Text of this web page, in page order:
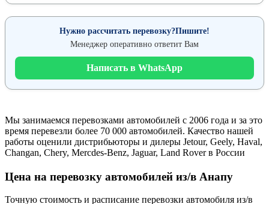
Нужно рассчитать перевозку?Пишите!
Менеджер оперативно ответит Вам
Написать в WhatsApp
Мы занимаемся перевозками автомобилей с 2006 года и за это
время перевезли более 70 000 автомобилей. Качество нашей
работы оценили дистрибьюторы и дилеры Jetour, Geely, Haval,
Changan, Chery, Mercdes-Benz, Jaguar, Land Rover в России
Цена на перевозку автомобилей из/в Анапу
Точную стоимость и расписание перевозки автомобиля из/в